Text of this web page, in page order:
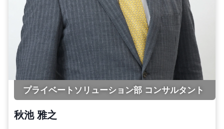
プライベートソリューション部 コンサルタント
秋池 雅之